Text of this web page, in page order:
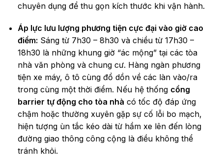
chuyên dụng để thu gọn kích thước khi vận hành.
Áp lực lưu lượng phương tiện cực đại vào giờ cao
điểm: Sáng từ 7h30 – 8h30 và chiều từ 17h30 –
18h30 là những khung giờ “ác mộng” tại các tòa
nhà văn phòng và chung cư. Hàng ngàn phương
tiện xe máy, ô tô cùng đổ dồn về các làn vào/ra
trong cùng một thời điểm. Nếu hệ thống cổng
barrier tự động cho tòa nhà có tốc độ đáp ứng
chậm hoặc thường xuyên gặp sự cố lỗi bo mạch,
hiện tượng ùn tắc kéo dài từ hầm xe lên đến lòng
đường giao thông công cộng là điều không thể
tránh khỏi.